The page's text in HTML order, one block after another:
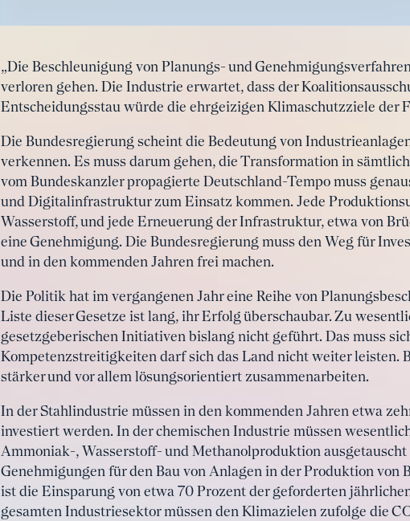
„Die Beschleunigung von Planungs- und
verloren gehen. Die Industrie erwartet, dass der
Entscheidungsstau würde die ehrgeizigen Klimaschutzziele der
Die Bundesregierung scheint die Bedeutung von
verkennen. Es muss darum gehen, die Transformation in
vom Bundeskanzler propagierte Deutschland-Tempo muss
und Digitalinfrastruktur zum Einsatz kommen. Jede
Wasserstoff, und jede Erneuerung der Infrastruktur, etwa von
eine Genehmigung. Die Bundesregierung muss den Weg für
und in den kommenden Jahren frei machen.
Die Politik hat im vergangenen Jahr eine Reihe von
Liste dieser Gesetze ist lang, ihr Erfolg überschaubar. Zu
gesetzgeberischen Initiativen bislang nicht geführt. Das muss
Kompetenzstreitigkeiten darf sich das Land nicht weiter leisten.
stärker und vor allem lösungsorientiert zusammenarbeiten.
In der Stahlindustrie müssen in den kommenden Jahren etwa
investiert werden. In der chemischen Industrie müssen
Ammoniak-, Wasserstoff- und Methanolproduktion
Genehmigungen für den Bau von Anlagen in der Produktion von
ist die Einsparung von etwa 70 Prozent der geforderten
gesamten Industriesektor müssen den Klimazielen zufolge die